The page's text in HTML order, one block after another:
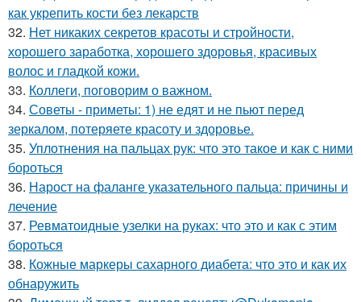
как укрепить кости без лекарств
32. Нет никаких секретов красоты и стройности,
хорошего заработка, хорошего здоровья, красивых
волос и гладкой кожи.
33. Коллеги, поговорим о важном.
34. Советы - приметы: 1) не едят и не пьют перед
зеркалом, потеряете красоту и здоровье.
35. Уплотнения на пальцах рук: что это такое и как с ними
бороться
36. Нарост на фаланге указательного пальца: причины и
лечение
37. Ревматоидные узелки на руках: что это и как с этим
бороться
38. Кожные маркеры сахарного диабета: что это и как их
обнаружить